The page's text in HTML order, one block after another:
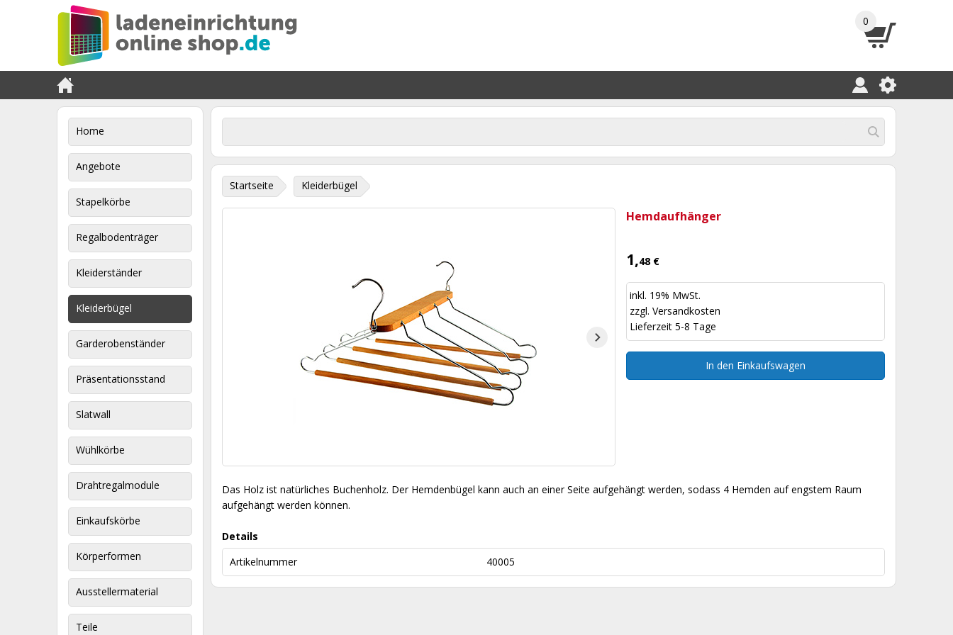
0
Home
Angebote
Stapelkörbe
Regalbodenträger
Kleiderständer
Kleiderbügel
Garderobenständer
Präsentationsstand
Slatwall
Wühlkörbe
Drahtregalmodule
Einkaufskörbe
Körperformen
Ausstellermaterial
Teile
Startseite Kleiderbügel
Hemdaufhänger
1,48 €
inkl. 19% MwSt.
zzgl. Versandkosten
Lieferzeit 5-8 Tage
In den Einkaufswagen
Das Holz ist natürliches Buchenholz. Der Hemdenbügel kann auch an einer Seite aufgehängt werden, sodass 4 Hemden auf engstem Raum
aufgehängt werden können.
Details
Artikelnummer
40005